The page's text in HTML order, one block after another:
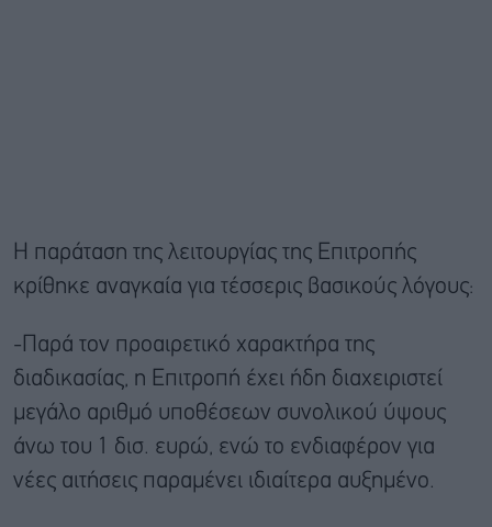
Η παράταση της λειτουργίας της Επιτροπής
κρίθηκε αναγκαία για τέσσερις βασικούς λόγους:
-Παρά τον προαιρετικό χαρακτήρα της
διαδικασίας, η Επιτροπή έχει ήδη διαχειριστεί
μεγάλο αριθμό υποθέσεων συνολικού ύψους
άνω του 1 δισ. ευρώ, ενώ το ενδιαφέρον για
νέες αιτήσεις παραμένει ιδιαίτερα αυξημένο.